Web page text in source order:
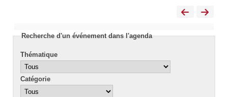
Recherche d'un événement dans l'agenda
Thématique
Catégorie